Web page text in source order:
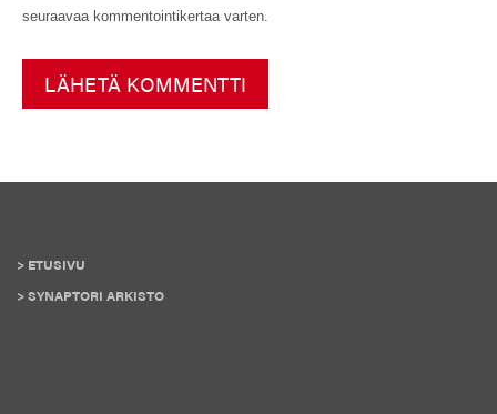
seuraavaa kommentointikertaa varten.
ETUSIVU
SYNAPTORI ARKISTO